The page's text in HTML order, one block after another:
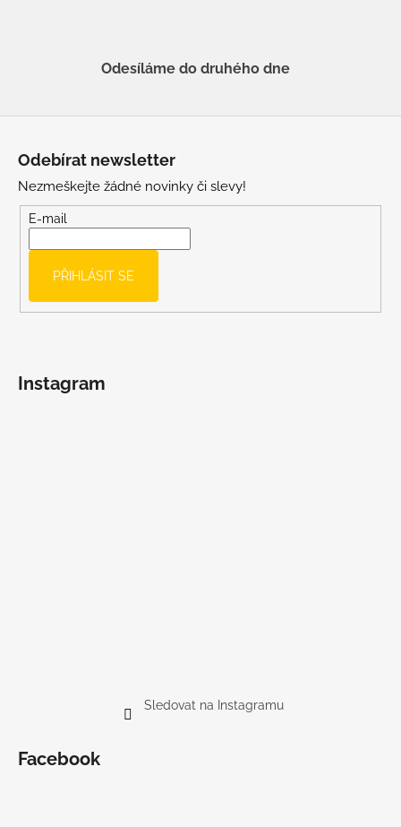
Odesíláme do druhého dne
Odebírat newsletter
Nezmeškejte žádné novinky či slevy!
E-mail
PŘIHLÁSIT SE
Instagram
Sledovat na Instagramu
Facebook